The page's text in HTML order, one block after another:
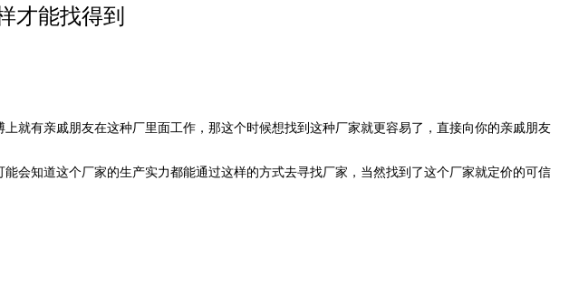
才能找得到
就有亲戚朋友在这种厂里面工作，那这个时候想找到这种厂家就更容易了，直接向你的亲戚朋友
会知道这个厂家的生产实力都能通过这样的方式去寻找厂家，当然找到了这个厂家就定价的可信